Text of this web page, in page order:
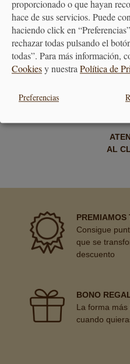
ENVÍO GRATUITO
A PARTIR DE 40€
AL
PREMIAMOS
Consigue
que se
descuento
BONO
La forma
cuando
proporcionado o que hayan
hace de sus servicios. Puede
haciendo click en
rechazar todas pulsando el
todas”. Para más información,
Cookiesy nuestraPolítica de
Preferencias